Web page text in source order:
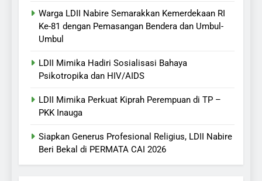
Warga LDII Nabire Semarakkan Kemerdekaan RI
Ke-81 dengan Pemasangan Bendera dan Umbul-
Umbul
LDII Mimika Hadiri Sosialisasi Bahaya
Psikotropika dan HIV/AIDS
LDII Mimika Perkuat Kiprah Perempuan di TP –
PKK Inauga
Siapkan Generus Profesional Religius, LDII Nabire
Beri Bekal di PERMATA CAI 2026